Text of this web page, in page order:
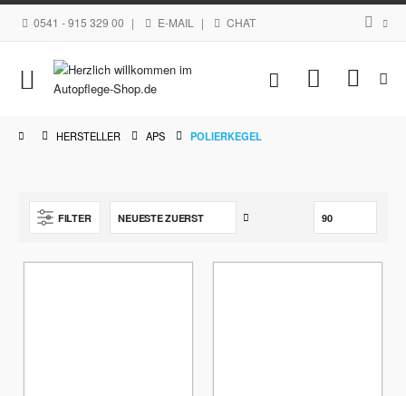
0541 - 915 329 00 | E-MAIL | CHAT
Navigation
umschalten
Mein
HERSTELLER APS POLIERKEGEL
FILTER